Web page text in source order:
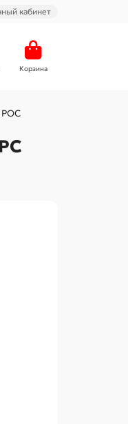
кабинет
Корзина
РОС